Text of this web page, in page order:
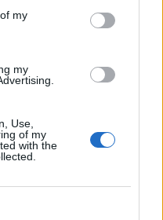
my
my
Use,
of my
with the
πριν μερικά χρόνια το
και την ανάλυση πίσω από
θέματα, γράφουν επωνύμως την
αναγνώστη.
ΤΑΥΤΌΤΗΤΑ